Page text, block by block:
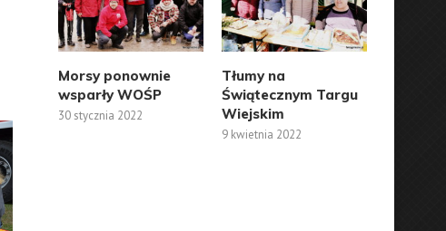
Morsy ponownie
wsparły WOŚP
30 stycznia 2022
Tłumy na
Świątecznym Targu
Wiejskim
9 kwietnia 2022